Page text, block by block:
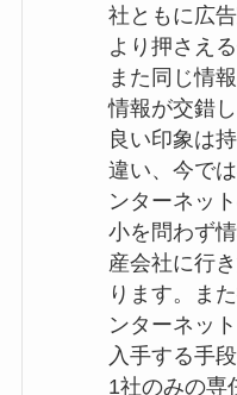
社ともに広
より押さえ
また同じ情
情報が交錯
良い印象は
違い、今で
ンターネッ
小を問わず
産会社に行
ります。ま
ンターネッ
入手する手
1社のみの専